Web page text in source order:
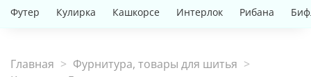
Футер Кулирка Кашкорсе Интерлок Рибана
Главная
Фурнитура, товары для шитья